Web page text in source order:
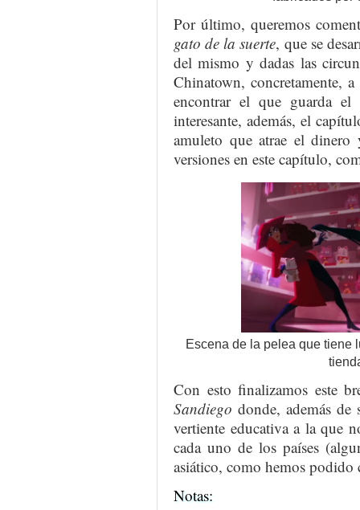
Por último, queremos
gato de la suerte, que se
del mismo y dadas las
Chinatown, concretamente,
encontrar el que guarda
interesante, además, el
amuleto que atrae el dinero
versiones en este capítulo,
Escena de la pelea que tiene
Con esto finalizamos este
Sandiego donde, además de
vertiente educativa a la que
cada uno de los países
asiático, como hemos podido
Notas: